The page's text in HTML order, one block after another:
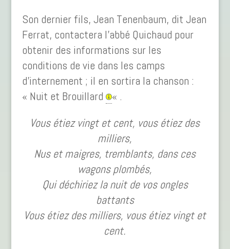
Son dernier fils, Jean Tenenbaum, dit Jean
Ferrat, contactera l’abbé Quichaud pour
obtenir des informations sur les
conditions de vie dans les camps
d’internement ; il en sortira la chanson :
« Nuit et Brouillard
« .
Vous étiez vingt et cent, vous étiez des
milliers,
Nus et maigres, tremblants, dans ces
wagons plombés,
Qui déchiriez la nuit de vos ongles
battants
Vous étiez des milliers, vous étiez vingt et
cent.